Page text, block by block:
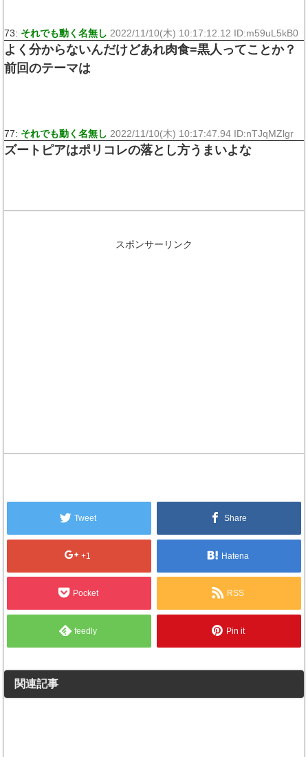
73: それでも動く名無し 2022/11/10(木) 10:17:12.12 ID:m59uL5kB0
よく分からないんだけどあれ肉食=黒人ってことか？
前回のテーマは
77: それでも動く名無し 2022/11/10(木) 10:17:47.94 ID:nTJqMZlgr
ズートピアはポリコレの落とし方うまいよな
スポンサーリンク
Tweet Share
+1 Hatena
Pocket RSS
feedly Pin it
関連記事